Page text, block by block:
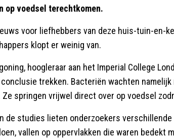
op voedsel terechtkomen.
voor liefhebbers van deze huis-tuin-en-
klopt er weinig van.
hoogleraar aan het Imperial College
trekken. Bacteriën wachten
Ze springen vrijwel direct over op voedsel
de studies lieten onderzoekers
vallen op oppervlakken die waren bedekt